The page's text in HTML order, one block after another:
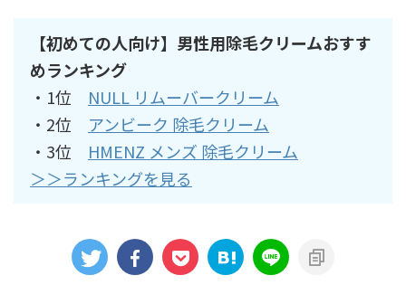
【初めての人向け】男性用除毛クリームおすす
めランキング
・1位 NULL リムーバークリーム
・2位 アンビーク 除毛クリーム
・3位 HMENZ メンズ 除毛クリーム
＞＞ランキングを見る